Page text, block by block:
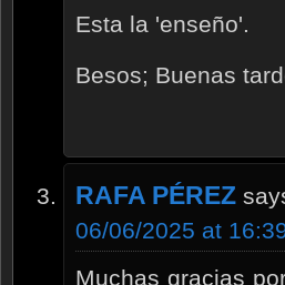
Esta la 'enseño'.
Besos; Buenas
RAFA PÉREZ
06/06/2025 at
Muchas gracias